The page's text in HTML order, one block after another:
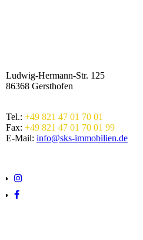
Ludwig-Hermann-Str. 125
86368 Gersthofen
Tel.: +49 821 47 01 70 01
Fax: +49 821 47 01 70 01 99
E-Mail: info@sks-immobilien.de